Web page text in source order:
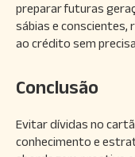
preparar futuras
sábias e conscientes,
ao crédito sem
Conclusão
Evitar dívidas no
conhecimento e